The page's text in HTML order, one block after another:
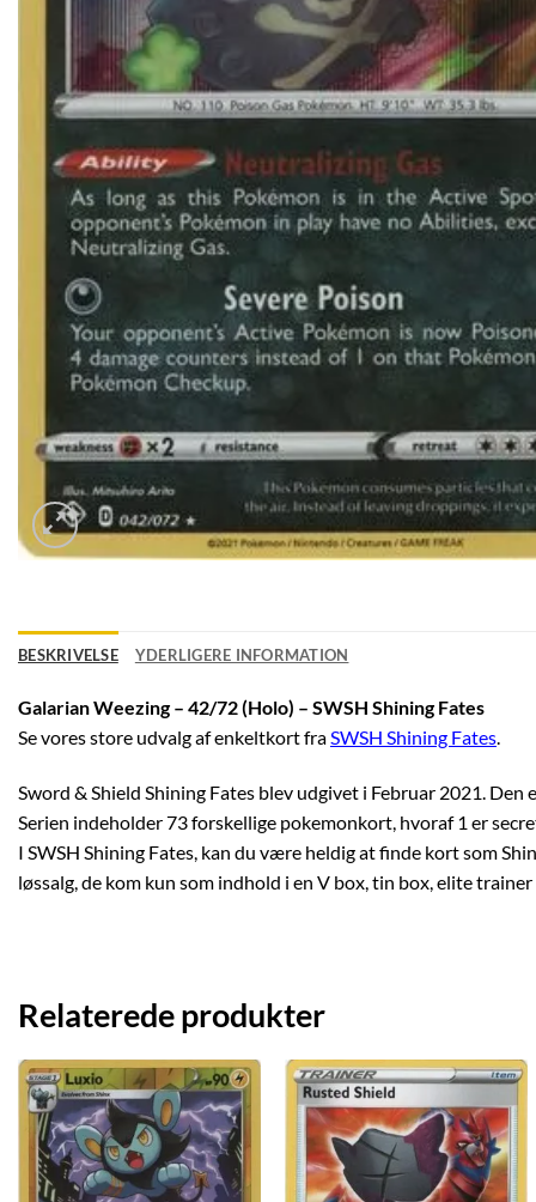
BESKRIVELSE YDERLIGERE INFORMATION
Galarian Weezing – 42/72 (Holo) – SWSH Shining Fates
Se vores store udvalg af enkeltkort fraSWSH Shining Fates.
Sword & Shield Shining Fates blev udgivet i Februar 2021.
Serien indeholder 73 forskellige pokemonkort, hvoraf 1 er
I SWSH Shining Fates, kan du være heldig at finde kort som
løssalg, de kom kun som indhold i en V box, tin box, elite
Relaterede produkter